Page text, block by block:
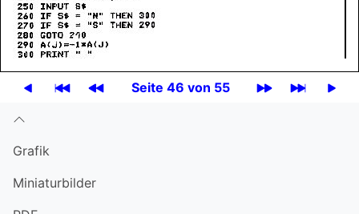
Seite 46 von 55
Grafik
Miniatur­bilder